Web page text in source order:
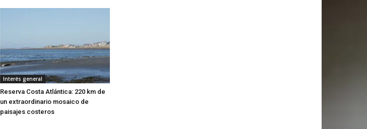
Interés general
Reserva Costa Atlántica: 220 km de
un extraordinario mosaico de
paisajes costeros